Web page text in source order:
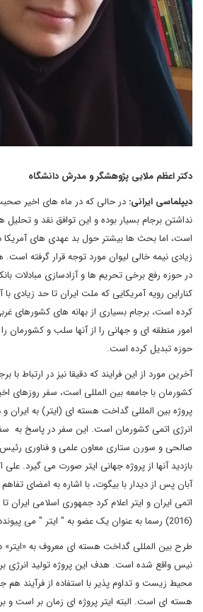
دکتر اعظم ملایی پژوهشگر و مدرش دانشگاه
دیپلماسی ایرانی: در حالی که در ماه های اخیر صحبت
نداشتن برجام بسیار بوده و این توافق نقد و تحلیل
است، اما بحث ها بیشتر حول بد عهدی های آمریکا
زیادی نیمه خالی لیوان مورد توجه قرار گرفته
در حوزه رفع برخی تحریم ها و آزادسازی مبادلات
کناراین رویه آمریکایی که ملت ایران تا حد زیادی
کرده است، برجام بسیاری از بهانه های کشورهای
امور منطقه ای و جهانی را از آنها سلب و کشورمان را
حوزه تبدیل کرده است.
آخرین مورد از این فرایند که دقیقا نیز در ارتباط
کشورمان با جامعه بین المللی است، سفر روزهای
پروژه بین المللی گداخت هسته ای (ایتر) به ایران
انرژی اتمی کشورمان است. این سفر در پاسخ به
صالحی و سورن ستاری معاون علمی و فناوری
آبان پس از دیدار با بیگوت، با اشاره به امضای
اتمی ایران و ایتر اعلام کرد جمهوری اسلامی ایران
(2016) رسما به عنوان یک عضو به " ایتر " می پیوندد.
طرح بین المللی گداخت هسته ای معروف به «ایتر»
نیس واقع شده است. هدف این پروژه تولید انرژی
محیط زیست و تداوم پذیر با استفاده از فرآیند
هسته ای است. البته ایتر پروژه ای زمان بر است و